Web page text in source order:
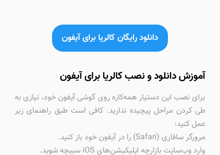
دانلود رایگان کالریا برای آیفون
آموزش دانلود و نصب کالریا برای آیفون
برای نصب این دستیار همه‌کاره روی گوشی آیفون خود، نیازی به
طی کردن مراحل پیچیده ندارید. کافی است طبق راهنمای زیر
عمل کنید:
مرورگر سافاری (Safari) را در آیفون خود باز کنید.
وارد وب‌سایت بازارچه اپلیکیشن‌های iOS سیبچه شوید.